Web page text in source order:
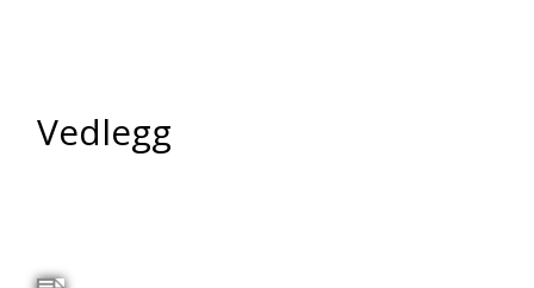
Vedlegg